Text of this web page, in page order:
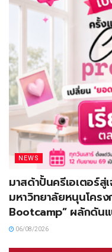
NEWS
มาสด้าปั้นครีเอเตอร์
มหาวิทยาลัยหนุนโคร
Bootcamp” ผลักดัน
06/08/2026